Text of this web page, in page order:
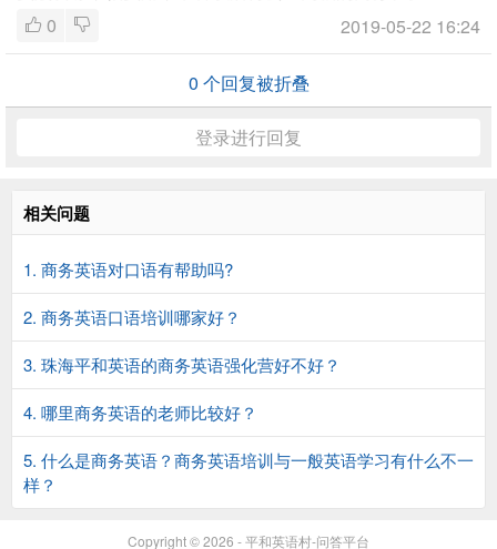
0
2019-05-22 16:24
0 个回复被折叠
登录进行回复
相关问题
1. 商务英语对口语有帮助吗?
2. 商务英语口语培训哪家好？
3. 珠海平和英语的商务英语强化营好不好？
4. 哪里商务英语的老师比较好？
5. 什么是商务英语？商务英语培训与一般英语学习有什么不一
样？
Copyright © 2026 - 平和英语村-问答平台